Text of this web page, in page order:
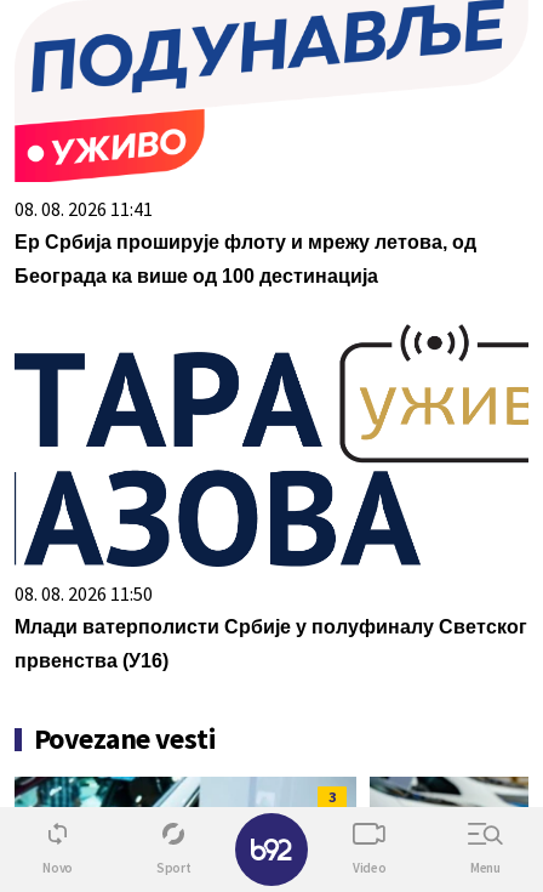
08. 08. 2026 11:41
Ер Србија проширује флоту и мрежу летова, од
Београда ка више од 100 дестинација
08. 08. 2026 11:50
Млади ватерполисти Србије у полуфиналу Светског
првенства (У16)
Povezane vesti
3
Novo Sport Video Menu
✕